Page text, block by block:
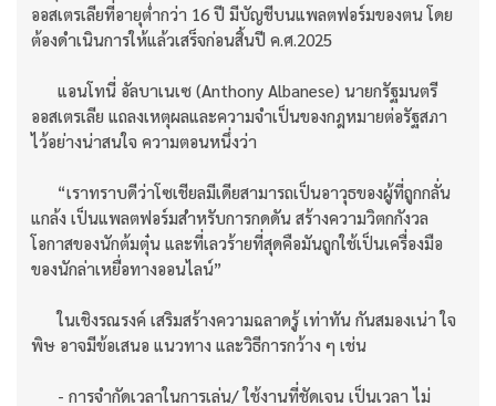
ออสเตรเลียที่อายุต่ำกว่า 16 ปี มีบัญชีบนแพลตฟอร์มของตน โดย
ต้องดำเนินการให้แล้วเสร็จก่อนสิ้นปี ค.ศ.2025
แอนโทนี่ อัลบาเนเซ (Anthony Albanese) นายกรัฐมนตรี
ออสเตรเลีย แถลงเหตุผลและความจำเป็นของกฎหมายต่อรัฐสภา
ไว้อย่างน่าสนใจ ความตอนหนึ่งว่า
“เราทราบดีว่าโซเชียลมีเดียสามารถเป็นอาวุธของผู้ที่ถูกกลั่น
แกล้ง เป็นแพลตฟอร์มสำหรับการกดดัน สร้างความวิตกกังวล
โอกาสของนักต้มตุ๋น และที่เลวร้ายที่สุดคือมันถูกใช้เป็นเครื่องมือ
ของนักล่าเหยื่อทางออนไลน์”
ในเชิงรณรงค์ เสริมสร้างความฉลาดรู้ เท่าทัน กันสมองเน่า ใจ
พิษ อาจมีข้อเสนอ แนวทาง และวิธีการกว้าง ๆ เช่น
- การจำกัดเวลาในการเล่น/ ใช้งานที่ชัดเจน เป็นเวลา ไม่